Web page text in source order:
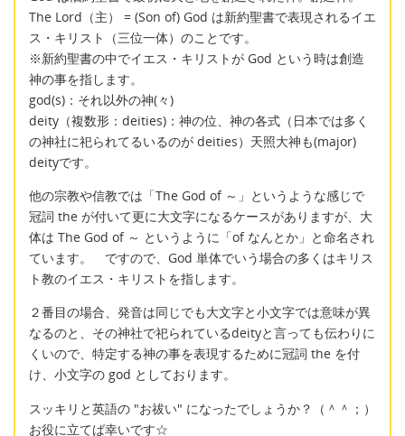
The Lord（主） = (Son of) God は新約聖書で表現されるイエ
ス・キリスト（三位一体）のことです。
※新約聖書の中でイエス・キリストが God という時は創造
神の事を指します。
god(s)：それ以外の神(々)
deity（複数形：deities)：神の位、神の各式（日本では多く
の神社に祀られてるいるのが deities）天照大神も(major)
deityです。
他の宗教や信教では「The God of ～」というような感じで
冠詞 the が付いて更に大文字になるケースがありますが、大
体は The God of ～ というように「of なんとか」と命名され
ています。 ですので、God 単体でいう場合の多くはキリス
ト教のイエス・キリストを指します。
２番目の場合、発音は同じでも大文字と小文字では意味が異
なるのと、その神社で祀られているdeityと言っても伝わりに
くいので、特定する神の事を表現するために冠詞 the を付
け、小文字の god としております。
スッキリと英語の "お祓い" になったでしょうか？（＾＾；）
お役に立てば幸いです☆